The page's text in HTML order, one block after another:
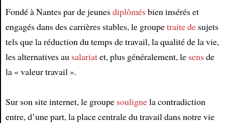
Article
Fondé à Nantes par de jeunesdiplômésbien insérés et
engagés dans des carrières stables, le groupetraite desujets
tels que la réduction du temps de travail, la qualité de la vie,
les alternatives au salariatet, plus généralement, le sensde
la « valeur travail ».
Sur son site internet, le groupe soulignela contradiction
entre, d’une part, la place centrale du travail dans notre vie